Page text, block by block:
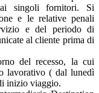
singoli fornitori. Si
e le relative penali
e del periodo di
al cliente prima di
del recesso, la cui
lavorativo ( dal lunedì
inizio viaggio.